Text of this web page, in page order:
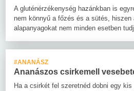
A gluténérzékenység hazánkban is
nem könnyű a főzés és a sütés, hiszen
alapanyagokat nem minden esetben
#ANANÁSZ
Ananászos csirkemell
Ha a csirkét fel szeretnéd dobni egy